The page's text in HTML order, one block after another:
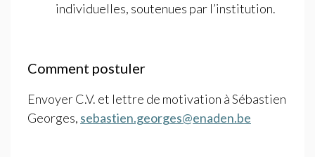
individuelles, soutenues par l’institution.
Comment postuler
EnvoyerC.V. et lettre de motivation à Sébastien
Georges, sebastien.georges@enaden.be